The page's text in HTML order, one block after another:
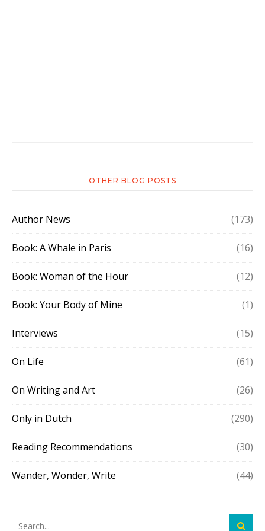
OTHER BLOG POSTS
Author News (173)
Book: A Whale in Paris (16)
Book: Woman of the Hour (12)
Book: Your Body of Mine (1)
Interviews (15)
On Life (61)
On Writing and Art (26)
Only in Dutch (290)
Reading Recommendations (30)
Wander, Wonder, Write (44)